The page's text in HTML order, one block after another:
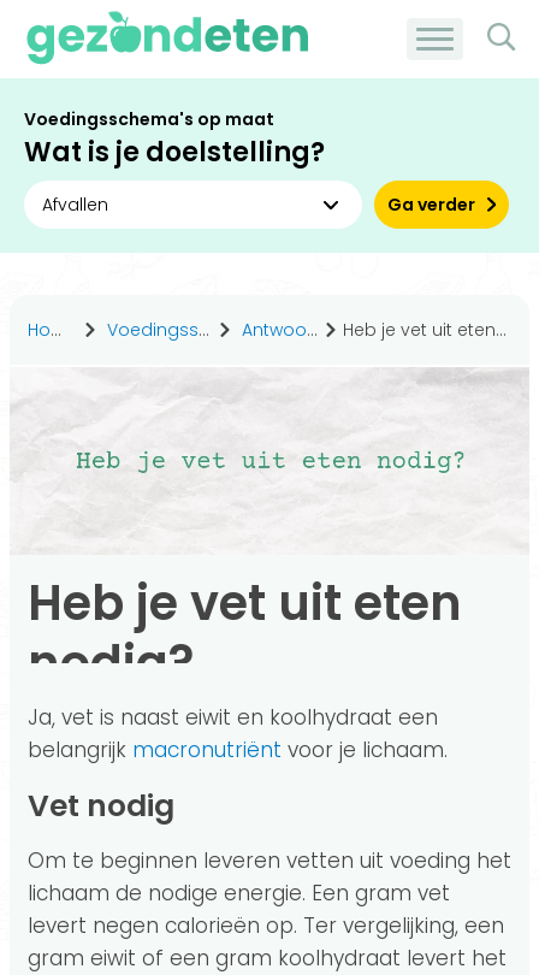
Voedingsschema's op maat
Wat is je doelstelling?
Ga verder
Home Voedingsstoffen Antwoorden Heb je vet uit eten nodig?
Heb je vet uit eten
nodig?
Ja, vet is naast eiwit en koolhydraat een
belangrijk macronutriënt voor je lichaam.
Vet nodig
Om te beginnen leveren vetten uit voeding het
lichaam de nodige energie. Een gram vet
levert negen calorieën op. Ter vergelijking, een
gram eiwit of een gram koolhydraat levert het